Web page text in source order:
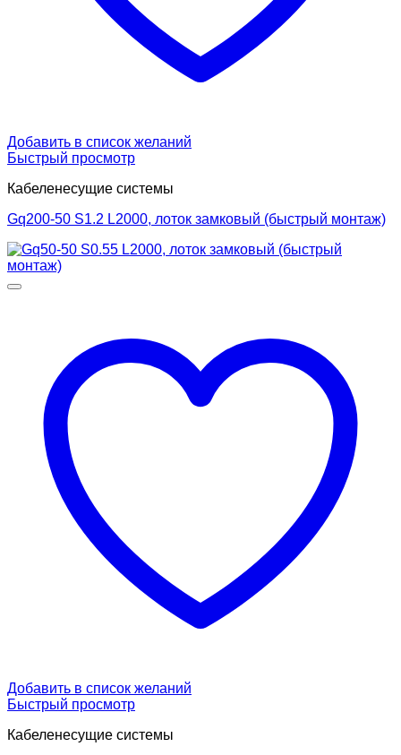
Добавить в список желаний
Быстрый просмотр
Кабеленесущие системы
Gq200-50 S1.2 L2000, лоток замковый (быстрый монтаж)
Добавить в список желаний
Быстрый просмотр
Кабеленесущие системы